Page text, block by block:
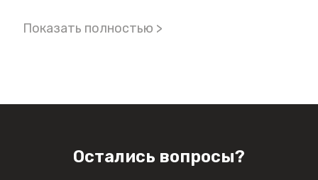
Также программное обеспечение
Показать полностью >
Остались вопросы?